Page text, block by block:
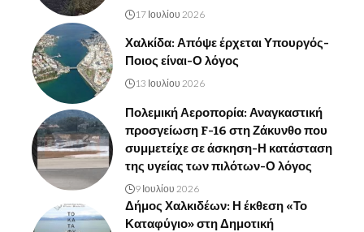
17 Ιουλίου 2026
Χαλκίδα: Απόψε έρχεται Υπουργός-
Ποιος είναι-Ο λόγος
13 Ιουλίου 2026
Πολεμική Αεροπορία: Αναγκαστική
προσγείωση F-16 στη Ζάκυνθο που
συμμετείχε σε άσκηση-Η κατάσταση
της υγείας των πιλότων-Ο λόγος
9 Ιουλίου 2026
Δήμος Χαλκιδέων: Η έκθεση «Το
Καταφύγιο» στη Δημοτική